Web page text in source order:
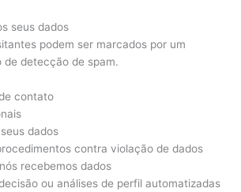
seus dados
podem ser marcados por um
detecção de spam.
contato
dados
contra violação de dados
recebemos dados
ou análises de perfil automatizadas